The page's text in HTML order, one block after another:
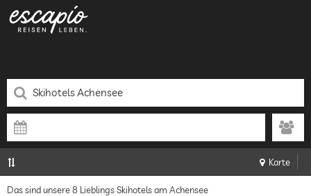
Karte
Das sind unsere 8 Lieblings Skihotels am Achensee